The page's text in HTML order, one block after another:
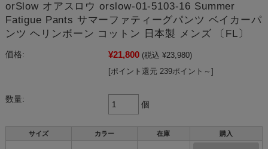
orSlow オアスロウ orslow-01-5103-16 Summer
Fatigue Pants サマーファティーグパンツ ベイカーパ
ンツ ヘリンボーン コットン 日本製 メンズ 〔FL〕
価格: ¥21,800 (税込 ¥23,980)
[ポイント還元 239ポイント～]
数量:
個
サイズ カラー 在庫 購入